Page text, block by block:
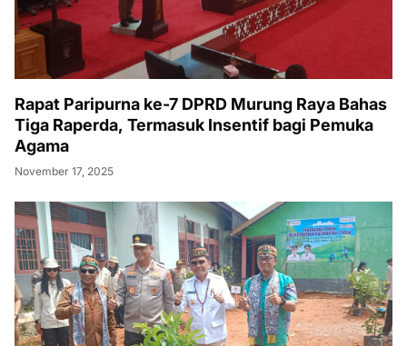
Rapat Paripurna ke-7 DPRD Murung Raya Bahas
Tiga Raperda, Termasuk Insentif bagi Pemuka
Agama
November 17, 2025